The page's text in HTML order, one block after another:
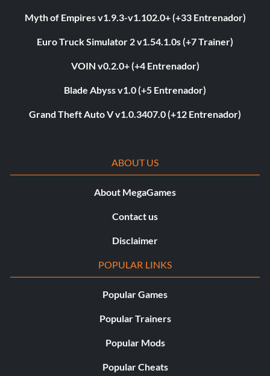
Myth of Empires v1.9.3-v1.102.0+ (+33 Entrenador)
Euro Truck Simulator 2 v1.54.1.0s (+7 Trainer)
VOIN v0.2.0+ (+4 Entrenador)
Blade Abyss v1.0 (+5 Entrenador)
Grand Theft Auto V v1.0.3407.0 (+12 Entrenador)
ABOUT US
About MegaGames
Contact us
Disclaimer
POPULAR LINKS
Popular Games
Popular Trainers
Popular Mods
Popular Cheats